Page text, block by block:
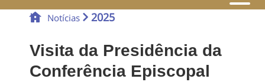
Notícias 2025
Visita da Presidência da
Conferência Episcopal